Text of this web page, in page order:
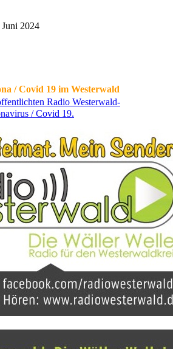
2024
/ Covid 19 im Westerwald
Radio Westerwald-
/ Covid 19.